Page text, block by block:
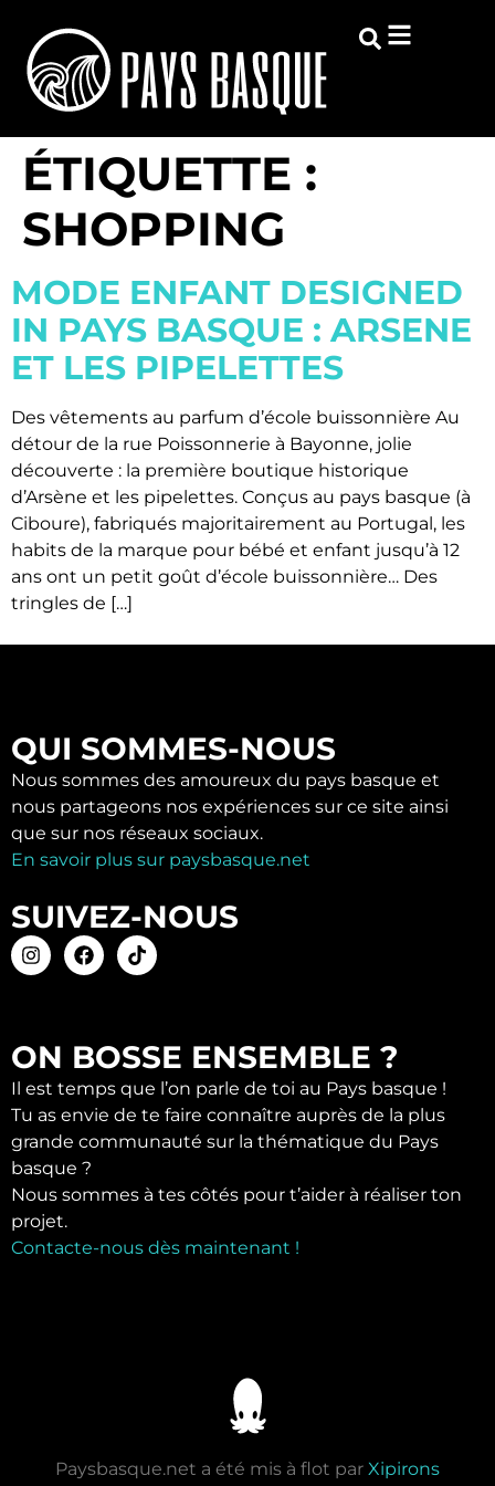
ÉTIQUETTE :
SHOPPING
MODE ENFANT DESIGNED
IN PAYS BASQUE : ARSENE
ET LES PIPELETTES
Des vêtements au parfum d’école buissonnière Au
détour de la rue Poissonnerie à Bayonne, jolie
découverte : la première boutique historique
d’Arsène et les pipelettes. Conçus au pays basque (à
Ciboure), fabriqués majoritairement au Portugal, les
habits de la marque pour bébé et enfant jusqu’à 12
ans ont un petit goût d’école buissonnière… Des
tringles de […]
QUI SOMMES-NOUS
Nous sommes des amoureux du pays basque et
nous partageons nos expériences sur ce site ainsi
que sur nos réseaux sociaux.
En savoir plus sur paysbasque.net
SUIVEZ-NOUS
ON BOSSE ENSEMBLE ?
Il est temps que l’on parle de toi au Pays basque !
Tu as envie de te faire connaître auprès de la plus
grande communauté sur la thématique du Pays
basque ?
Nous sommes à tes côtés pour t’aider à réaliser ton
projet.
Contacte-nous dès maintenant !
Paysbasque.net a été mis à flot par Xipirons